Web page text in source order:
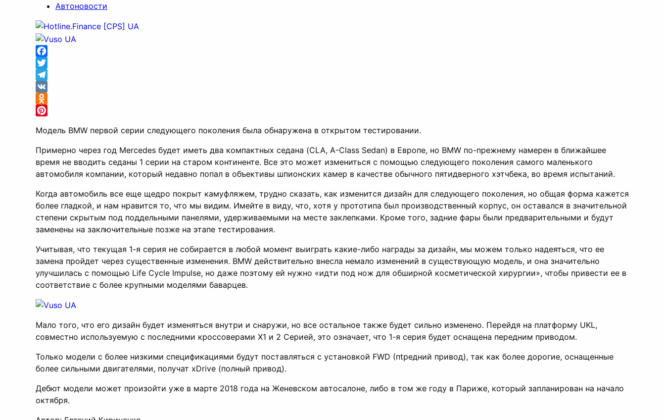
Автоновости
Facebook
Twitter
Telegram
VK
Odnoklassniki
Модель BMW первой серии следующего поколения была обнаружена в открытом тестировании.
Примерно через год Mercedes будет иметь два компактных седана (CLA, A-Class Sedan) в Европе, но BMW по-прежнему намерен в ближайшее
время не вводить седаны 1 серии на старом континенте. Все это может измениться с помощью следующего поколения самого маленького
автомобиля компании, который недавно попал в объективы шпионских камер в качестве обычного пятидверного хэтчбека, во время испытаний.
Когда автомобиль все еще щедро покрыт камуфляжем, трудно сказать, как изменится дизайн для следующего поколения, но общая форма кажется
более гладкой, и нам нравится то, что мы видим. Имейте в виду, что, хотя у прототипа был производственный корпус, он оставался в значительной
степени скрытым под поддельными панелями, удерживаемыми на месте заклепками. Кроме того, задние фары были предварительными и будут
заменены на заключительные позже на этапе тестирования.
Учитывая, что текущая 1-я серия не собирается в любой момент выиграть какие-либо награды за дизайн, мы можем только надеяться, что ее
замена пройдет через существенные изменения. BMW действительно внесла немало изменений в существующую модель, и она значительно
улучшилась с помощью Life Cycle Impulse, но даже поэтому ей нужно «идти под нож для обширной косметической хирургии», чтобы привести ее в
соответствие с более крупными моделями баварцев.
Мало того, что его дизайн будет изменяться внутри и снаружи, но все остальное также будет сильно изменено. Перейдя на платформу UKL,
совместно используемую с последними кроссоверами X1 и 2 Серией, это означает, что 1-я серия будет оснащена передним приводом.
Только модели с более низкими спецификациями будут поставляться с установкой FWD (пtредний привод), так как более дорогие, оснащенные
более сильными двигателями, получат xDrive (полный привод).
Дебют модели может произойти уже в марте 2018 года на Женевском автосалоне, либо в том же году в Париже, который запланирован на начало
октября.